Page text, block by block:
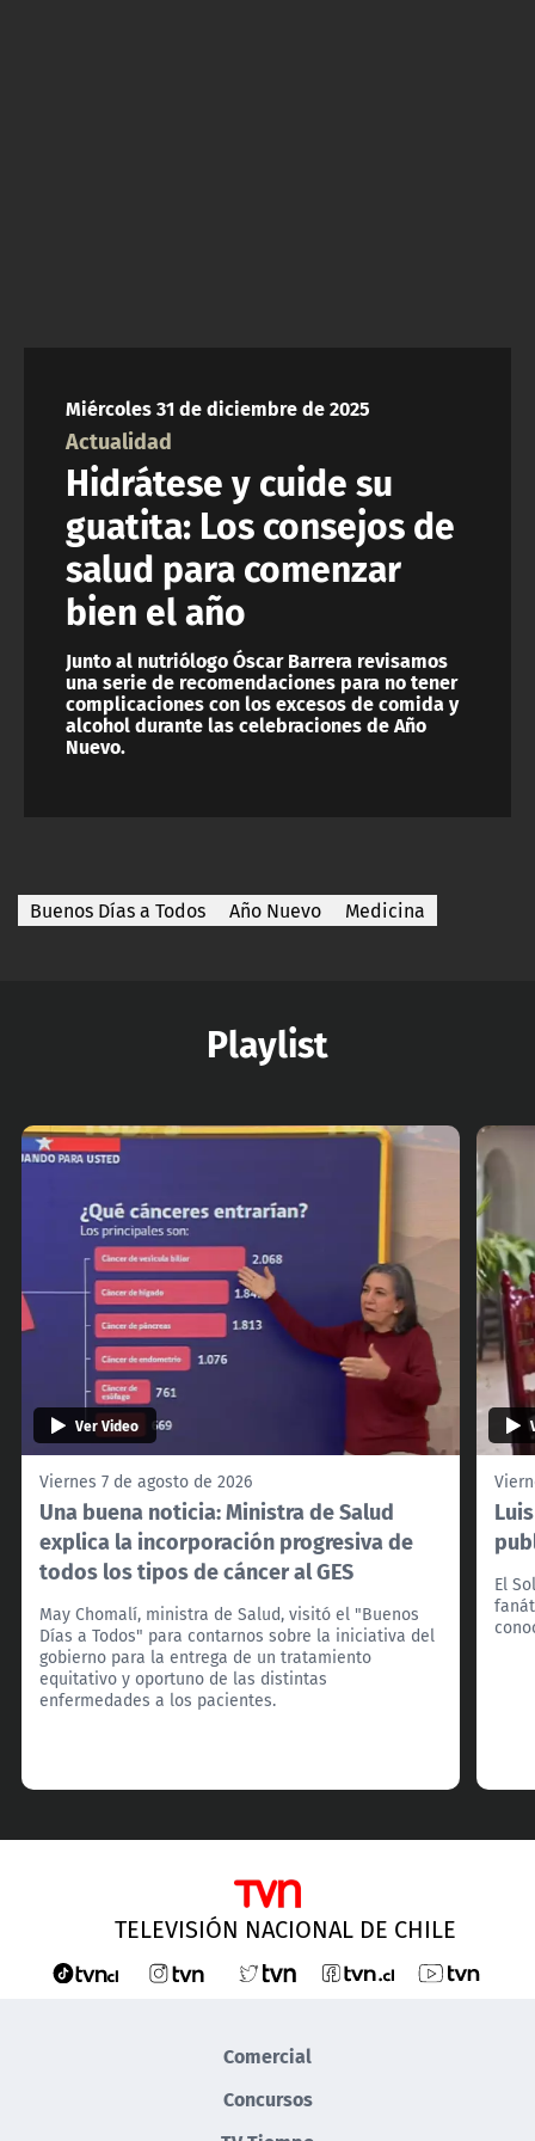
Miércoles 31 de diciembre de 2025
Actualidad
Hidrátese y cuide su
guatita: Los consejos de
salud para comenzar
bien el año
Junto al nutriólogo Óscar Barrera revisamos
una serie de recomendaciones para no tener
complicaciones con los excesos de comida y
alcohol durante las celebraciones de Año
Nuevo.
Buenos Días a Todos Año Nuevo Medicina
Playlist
Ver Video
Viernes 7 de agosto de 2026
Una buena noticia: Ministra de Salud
explica la incorporación progresiva de
todos los tipos de cáncer al GES
May Chomalí, ministra de Salud, visitó el "Buenos
Días a Todos" para contarnos sobre la iniciativa del
gobierno para la entrega de un tratamiento
equitativo y oportuno de las distintas
enfermedades a los pacientes.
El
TELEVISIÓN NACIONAL DE CHILE
Comercial
Concursos